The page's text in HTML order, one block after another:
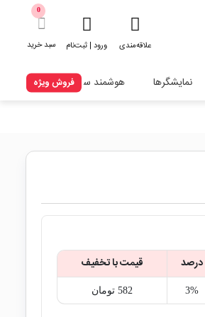
علاقه‌مندی ورود | ثبت‌نام
0
سبد خرید
نمایشگرها هوشمند سازیفروش ویژه
درصد قیمت با تخفیف
3% 582‎ تومان